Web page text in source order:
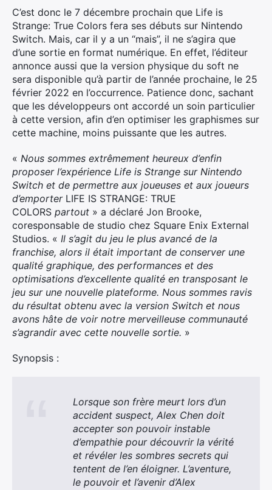
C’est donc le 7 décembre prochain que Life is
Strange: True Colors fera ses débuts sur Nintendo
Switch. Mais, car il y a un “mais”, il ne s’agira que
d’une sortie en format numérique. En effet, l’éditeur
annonce aussi que la version physique du soft ne
sera disponible qu’à partir de l’année prochaine, le 25
février 2022 en l’occurrence. Patience donc, sachant
que les développeurs ont accordé un soin particulier
à cette version, afin d’en optimiser les graphismes sur
cette machine, moins puissante que les autres.
« Nous sommes extrêmement heureux d’enfin
proposer l’expérience Life is Strange sur Nintendo
Switch et de permettre aux joueuses et aux joueurs
d’emporter LIFE IS STRANGE: TRUE
COLORS partout » a déclaré Jon Brooke,
coresponsable de studio chez Square Enix External
Studios. « Il s’agit du jeu le plus avancé de la
franchise, alors il était important de conserver une
qualité graphique, des performances et des
optimisations d’excellente qualité en transposant le
jeu sur une nouvelle plateforme. Nous sommes ravis
du résultat obtenu avec la version Switch et nous
avons hâte de voir notre merveilleuse communauté
s’agrandir avec cette nouvelle sortie. »
Synopsis :
Lorsque son frère meurt lors d’un
accident suspect, Alex Chen doit
accepter son pouvoir instable
d’empathie pour découvrir la vérité
et révéler les sombres secrets qui
tentent de l’en éloigner. L’aventure,
le pouvoir et l’avenir d’Alex